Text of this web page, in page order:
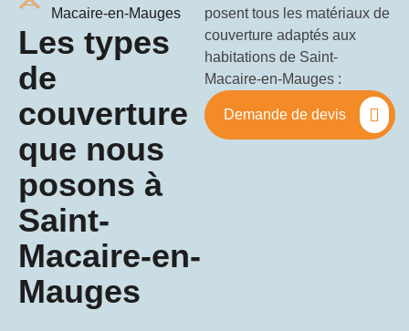
Macaire-en-Mauges
Les types
de
couverture
que nous
posons à
Saint-
Macaire-en-
Mauges
posent tous les matériaux de
couverture adaptés aux
habitations de Saint-
Macaire-en-Mauges :
Demande de devis